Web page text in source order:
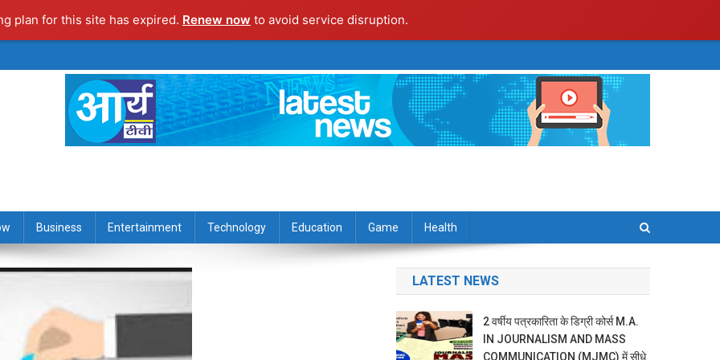
plan for this site has expired. Renew now to avoid service disruption.
Business Entertainment Technology Education Game Health
LATEST NEWS
2 वर्षीय पत्रकारिता के डिग्री कोर्स M.A.
IN JOURNALISM AND MASS
COMMUNICATION (MJMC) में सीधे